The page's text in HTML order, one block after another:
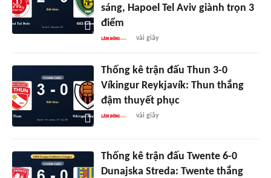
sáng, Hapoel Tel Aviv giành trọn 3
điểm
vài giây
Thống kê trận đấu Thun 3-0
Víkingur Reykjavík: Thun thắng
đậm thuyết phục
vài giây
Thống kê trận đấu Twente 6-0
Dunajska Streda: Twente thắng